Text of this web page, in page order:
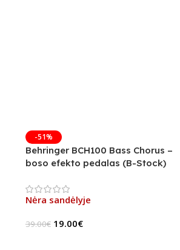
-51%
Behringer BCH100 Bass Chorus –
boso efekto pedalas (B-Stock)
Nėra sandėlyje
39.00€ 19.00€